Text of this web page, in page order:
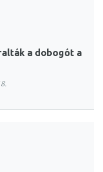
a dobogót a